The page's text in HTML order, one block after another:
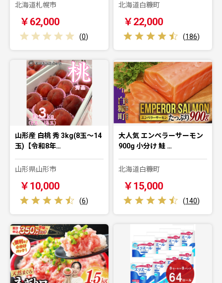
北海道札幌市
￥62,000
(0)
北海道白糠町
￥22,000
(186)
山形産 白桃 秀 3kg(8玉～14
玉)【令和8年…
山形県山形市
￥10,000
(6)
大人気 エンペラーサーモン
900g 小分け 鮭 …
北海道白糠町
￥15,000
(140)